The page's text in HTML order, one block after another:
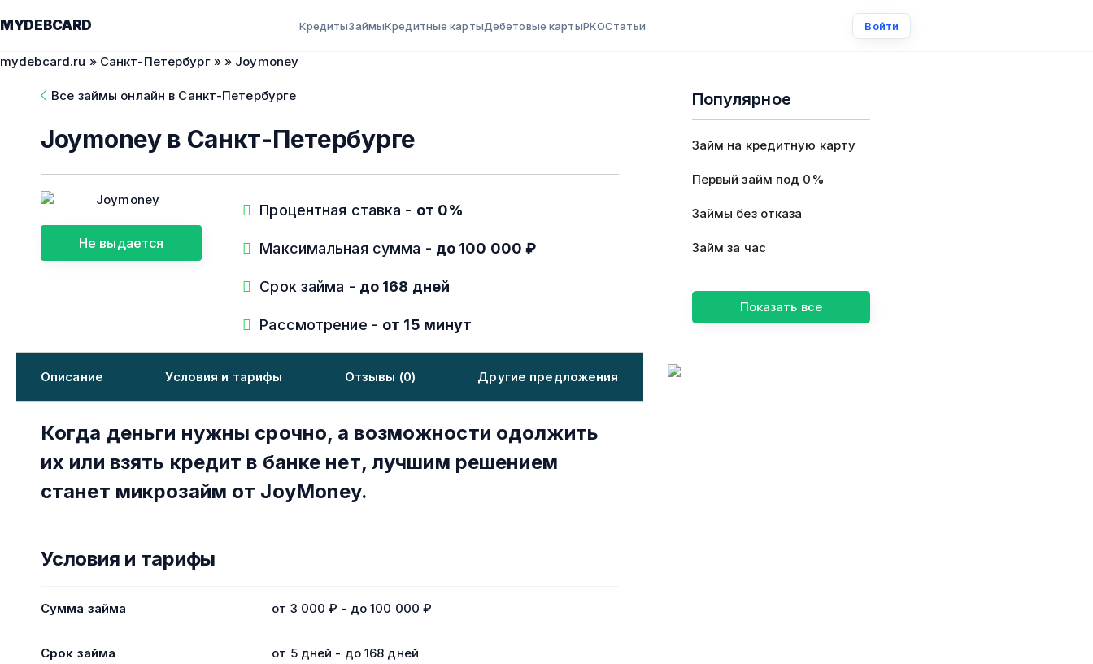
MYDEBCARD КредитыЗаймыКредитные картыДебетовые картыРКОСтатьи Войти
mydebcard.ru » Санкт-Петербург»» Joymoney
Все займы онлайн в Санкт-Петербурге
Joymoney в Санкт-Петербурге
Не выдается
Процентная ставка - от 0%
Максимальная сумма - до 100 000 ₽
Срок займа - до 168 дней
Рассмотрение - от 15 минут
Описание Условия и тарифы Отзывы (0) Другие предложения
Когда деньги нужны срочно, а возможности одолжить
их или взять кредит в банке нет, лучшим решением
станет микрозайм от JoyMoney.
Условия и тарифы
Сумма займа от 3 000 ₽ - до 100 000 ₽
Срок займа от 5 дней - до 168 дней
Популярное
Займ на кредитную карту
Первый займ под 0%
Займы без отказа
Займ за час
Показать все